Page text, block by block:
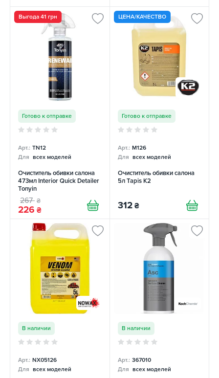
Выгода 41 грн
Готово к отправке
Арт.: TN12
Для всех моделей
Очиститель обивки салона
473мл Interior Quick Detailer
Tonyin
267 ₴
226 ₴
ЦЕНА/КАЧЕСТВО
Готово к отправке
Арт.: M126
Для всех моделей
Очиститель обивки салона
5л Tapis K2
312 ₴
В наличии
Арт.: NX05126
Для всех моделей
В наличии
Арт.: 367010
Для всех моделей